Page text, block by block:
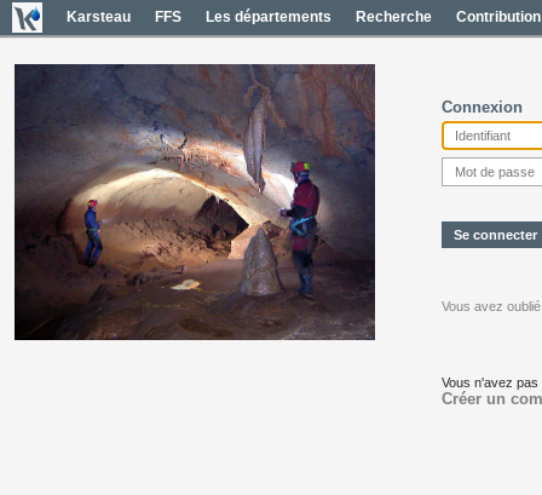
Karsteau FFS Les départements Recherche Contribution
Connexion
Vous avez
Vous n'avez
Créer un